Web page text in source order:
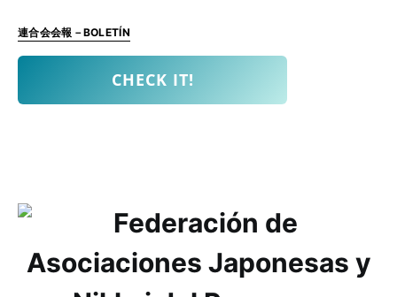
連合会会報－BOLETÍN
CHECK IT!